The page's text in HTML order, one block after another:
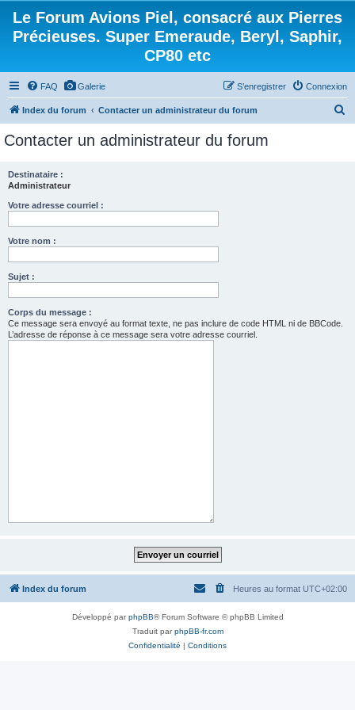
Le Forum Avions Piel, consacré aux Pierres
Précieuses. Super Emeraude, Beryl, Saphir,
CP80 etc
FAQ Galerie Connexion
S’enregistrer
Index du forum Contacter un administrateur du forum
Contacter un administrateur du forum
Destinataire :
Administrateur
Votre adresse courriel :
Votre nom :
Sujet :
Corps du message :
Ce message sera envoyé au format texte, ne pas inclure de code HTML ni de BBCode.
L’adresse de réponse à ce message sera votre adresse courriel.
Index du forum Heures au format UTC+02:00
Développé parphpBB® Forum Software © phpBB Limited
Traduit parphpBB-fr.com
Confidentialité | Conditions